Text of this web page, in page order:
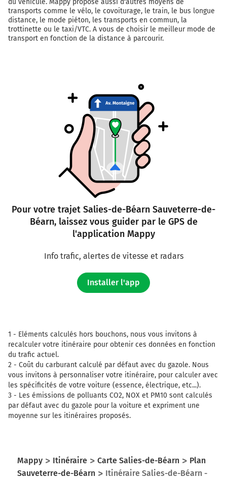
du véhicule. Mappy propose aussi d'autres moyens de
transports comme le vélo, le covoiturage, le train, le bus longue
distance, le mode piéton, les transports en commun, la
trottinette ou le taxi/VTC. A vous de choisir le meilleur mode de
transport en fonction de la distance à parcourir.
Pour votre trajet Salies-de-Béarn Sauveterre-de-
Béarn, laissez vous guider par le GPS de
l'application Mappy
Info trafic, alertes de vitesse et radars
Installer l'app
1 - Eléments calculés hors bouchons, nous vous invitons à
recalculer votre itinéraire pour obtenir ces données en fonction
du trafic actuel.
2 - Coût du carburant calculé par défaut avec du gazole. Nous
vous invitons à personnaliser votre itinéraire, pour calculer avec
les spécificités de votre voiture (essence, électrique, etc...).
3 - Les émissions de polluants CO2, NOX et PM10 sont calculés
par défaut avec du gazole pour la voiture et expriment une
moyenne sur les itinéraires proposés.
Mappy Itinéraire Carte Salies-de-Béarn
Plan
Sauveterre-de-Béarn
Itinéraire Salies-de-Béarn -